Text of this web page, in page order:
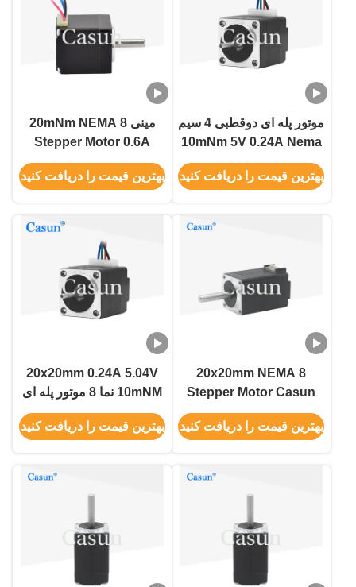
موتور پله ای دوقطبی 4 سیم
10mNm 5V 0.24A Nema
8 Motor 20x20x25mm
بهترین قیمت را دریافت کنید
مینی 20mNm NEMA 8
Stepper Motor 0.6A
Casun Stepper Motor
برای تجهیزات زیبایی
بهترین قیمت را دریافت کنید
20x20mm NEMA 8
Stepper Motor Casun
Motor 15mNm 0.6A دو
فاز
بهترین قیمت را دریافت کنید
20x20mm 0.24A 5.04V
10mNM نما 8 موتور پله ای
هیبریدی برای نقره ای سه
بعدی DIY
بهترین قیمت را دریافت کنید